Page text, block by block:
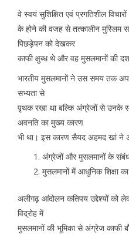
वे स्वयं सुशिक्षित एवं प्रगतिशील विचारों
के होने की वजह से तत्कालीन मुस्लिम
पिछड़ेपन को देखकर
काफी क्षुब्ध थे और वह मुसलमानों की
भारतीय मुसलमानों ने उस समय तक
सभ्यता से
पृथक रखा था बल्कि अंग्रेजों से उनके
अवनति का मुख्य कारण
भी था। इस कारण सैयद अहमद खां ने
अंग्रेजों और मुसलमानों के
मुसलमानों में आधुनिक शिक्षा
अलीगढ़ आंदोलन कतिपय उद्देश्यों को
विद्रोह में
मुसलमानों की भूमिका से अंग्रेज